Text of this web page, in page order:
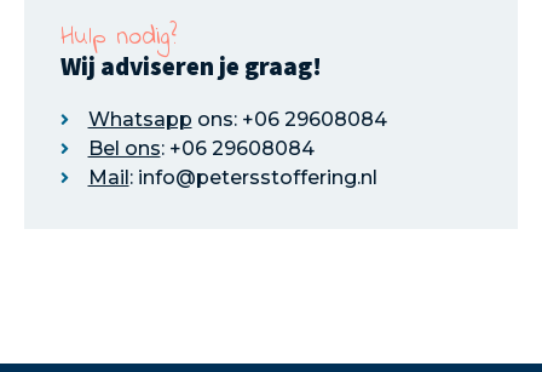
Hulp nodig?
Wij adviseren je graag!
Whatsapp ons: +06 29608084
Bel ons: +06 29608084
Mail : info@petersstoffering.nl